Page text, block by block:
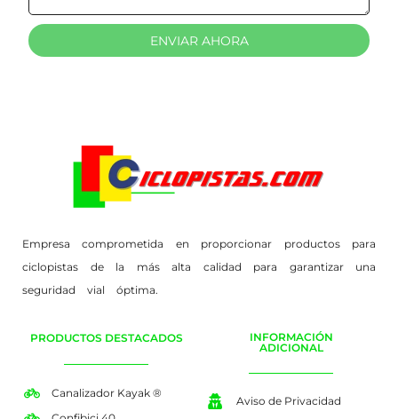
ENVIAR AHORA
Empresa comprometida en proporcionar productos para
ciclopistas de la más alta calidad para garantizar una
seguridad vial óptima.
PRODUCTOS DESTACADOS
Canalizador Kayak ®
INFORMACIÓN
ADICIONAL
Aviso de Privacidad